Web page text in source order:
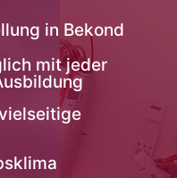
in Bekond
mit jeder